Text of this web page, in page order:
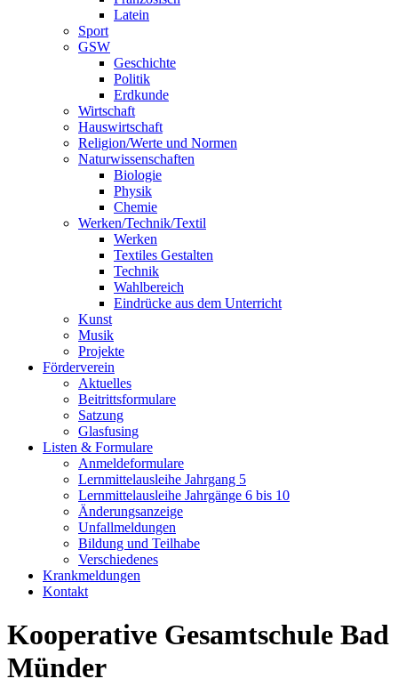
Latein
Sport
GSW
Geschichte
Politik
Erdkunde
Wirtschaft
Hauswirtschaft
Religion/Werte und Normen
Naturwissenschaften
Biologie
Physik
Chemie
Werken/Technik/Textil
Werken
Textiles Gestalten
Technik
Wahlbereich
Eindrücke aus dem Unterricht
Kunst
Musik
Projekte
Förderverein
Aktuelles
Beitrittsformulare
Satzung
Glasfusing
Listen & Formulare
Anmeldeformulare
Lernmittelausleihe Jahrgang 5
Lernmittelausleihe Jahrgänge 6 bis 10
Änderungsanzeige
Unfallmeldungen
Bildung und Teilhabe
Verschiedenes
Krankmeldungen
Kontakt
Kooperative Gesamtschule Bad
Münder